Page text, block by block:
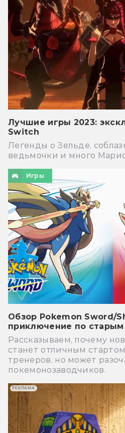
Лучшие игры 2023:
Switch
Легенды о Зельде,
ведьмочки и много
Игры
Обзор Pokemon Sword/
приключение по
Рассказываем, почему
станет отличным
тренеров, но может
покемонозаводчиков.
РЕКЛАМА